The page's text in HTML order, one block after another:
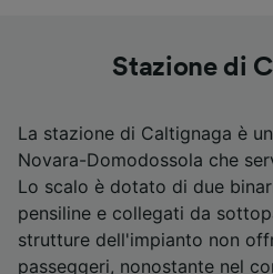
Stazione di
La stazione di Caltignaga è
Novara-Domodossola che
Lo scalo è dotato di due
pensiline e collegati da
strutture dell'impianto non
passeggeri, nonostante nel